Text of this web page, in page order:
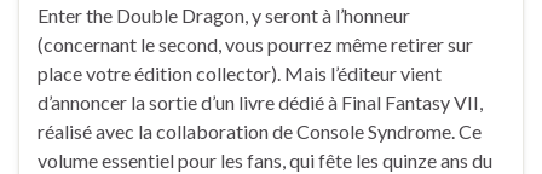
Enter the Double Dragon, y seront à l’honneur
(concernant le second, vous pourrez même retirer sur
place votre édition collector). Mais l’éditeur vient
d’annoncer la sortie d’un livre dédié à Final Fantasy VII,
réalisé avec la collaboration de Console Syndrome. Ce
volume essentiel pour les fans, qui fête les quinze ans du